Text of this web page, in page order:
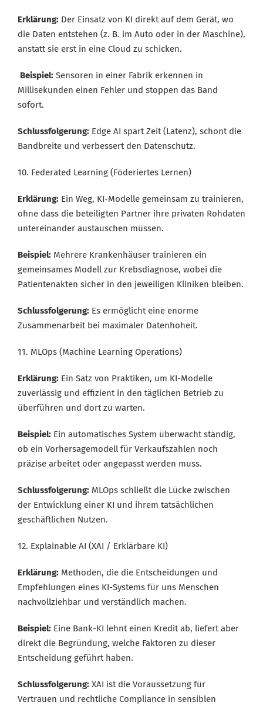
Erklärung: Der Einsatz von KI direkt auf dem Gerät, wo
die Daten entstehen (z. B. im Auto oder in der Maschine),
anstatt sie erst in eine Cloud zu schicken.
Beispiel: Sensoren in einer Fabrik erkennen in
Millisekunden einen Fehler und stoppen das Band
sofort.
Schlussfolgerung: Edge AI spart Zeit (Latenz), schont die
Bandbreite und verbessert den Datenschutz.
10. Federated Learning (Föderiertes Lernen)
Erklärung: Ein Weg, KI-Modelle gemeinsam zu trainieren,
ohne dass die beteiligten Partner ihre privaten Rohdaten
untereinander austauschen müssen.
Beispiel: Mehrere Krankenhäuser trainieren ein
gemeinsames Modell zur Krebsdiagnose, wobei die
Patientenakten sicher in den jeweiligen Kliniken bleiben.
Schlussfolgerung: Es ermöglicht eine enorme
Zusammenarbeit bei maximaler Datenhoheit.
11. MLOps (Machine Learning Operations)
Erklärung: Ein Satz von Praktiken, um KI-Modelle
zuverlässig und effizient in den täglichen Betrieb zu
überführen und dort zu warten.
Beispiel: Ein automatisches System überwacht ständig,
ob ein Vorhersagemodell für Verkaufszahlen noch
präzise arbeitet oder angepasst werden muss.
Schlussfolgerung: MLOps schließt die Lücke zwischen
der Entwicklung einer KI und ihrem tatsächlichen
geschäftlichen Nutzen.
12. Explainable AI (XAI / Erklärbare KI)
Erklärung: Methoden, die die Entscheidungen und
Empfehlungen eines KI-Systems für uns Menschen
nachvollziehbar und verständlich machen.
Beispiel: Eine Bank-KI lehnt einen Kredit ab, liefert aber
direkt die Begründung, welche Faktoren zu dieser
Entscheidung geführt haben.
Schlussfolgerung: XAI ist die Voraussetzung für
Vertrauen und rechtliche Compliance in sensiblen
CREATE JOB ALERT
Your information won't be shared with anyone.